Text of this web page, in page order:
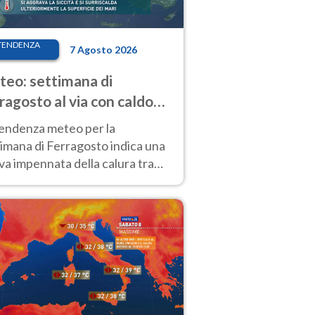
7 Agosto 2026
settimana di
al via con caldo
e qualche temporale
meteo per la
di Ferragosto indica una
impennata della calura tra
al Nord.